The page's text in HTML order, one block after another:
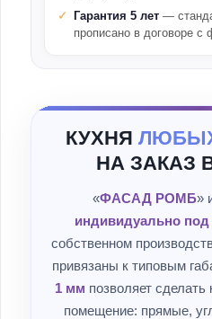
Гарантия 5 лет —
прописано в договоре с
КУХНЯ
НА ЗАКАЗ
«ФАСАД РОМБ»
индивидуально
собственном
привязаны к типовым
1 мм позволяет
помещение: прямые,